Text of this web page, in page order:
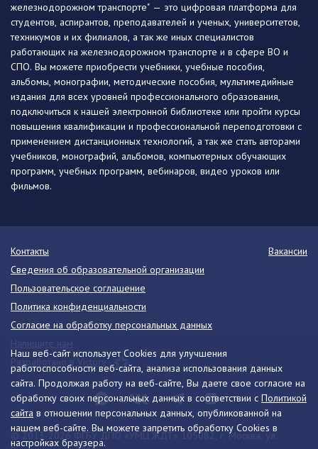
Наш веб-сайт использует Cookies для улучшения
работоспособности веб-сайта, анализа использования данных
сайта. Продолжая работу на веб-сайте, Вы даете свое согласие на
обработку своих персональных данных в соответствии с Политикой
сайта в отношении персональных данных, опубликованной на
нашем веб-сайте. Вы можете запретить обработку Cookies в
настройках браузера.
железнодорожном транспорте" — это цифровая платформа для
студентов, аспирантов, преподавателей и ученых, университетов,
техникумов и их филиалов, а так же иных специалистов
работающих на железнодорожном транспорте и в сфере ВО и
СПО. Вы можете приобрести учебники, учебные пособия,
альбомы, монографии, методические пособия, мультимедийные
издания для всех уровней профессионального образования,
подключиться к нашей электронной библиотеке или пройти курсы
повышения квалификации и профессиональной переподготовки с
применением дистанционных технологий, а так же стать авторами
учебников, монографий, альбомов, компьютерных обучающих
программ, учебных программ, вебинаров, видео уроков или
фильмов.
© 2013-2026 ФГБУ ДПО «УМЦ ЖДТ» 105082, г. Москва, ул.
Контакты
Вакансии
Сведения об образовательной организации
Пользовательское соглашение
Политика конфиденциальности
Согласие на обработку персональных данных
Разработано в Victory